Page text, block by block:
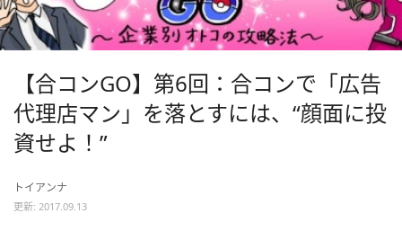
【合コンGO】第6回：合コンで「広告
代理店マン」を落とすには、“顔面に投
資せよ！”
トイアンナ
更新: 2017.09.13